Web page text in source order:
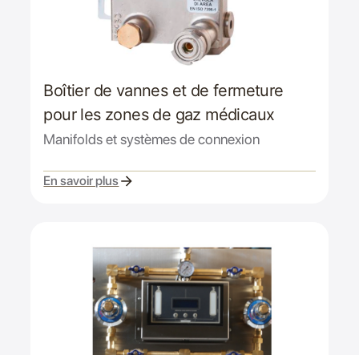
Boîtier de vannes et de fermeture
pour les zones de gaz médicaux
Manifolds et systèmes de connexion
En savoir plus